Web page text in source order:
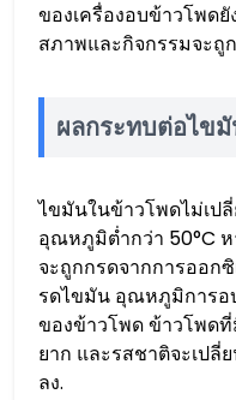
ของเครื่องอบข้าวโพด
สภาพและกิจกรรมจะถู
ผลกระทบต่อไข
ไขมันในข้าวโพดไม่เป
อุณหภูมิต่ำกว่า 50°C
จะถูกกรดจากการออก
รดไขมัน อุณหภูมิการอ
ของข้าวโพด ข้าวโพด
ยาก และรสชาติจะเปลี่
ลง.